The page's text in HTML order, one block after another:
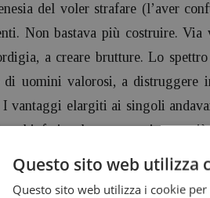
del voler strafare (l’aver
Non bastava più costruire. Via
a creare brutture. Lo
di uomini valorosi, a distruggere
I vantaggi elargiti ai singoli
occhi, ferite che non guariranno più.
e gli inganni, il
tra uomo e natura, il
Questo sito web utilizza
Questo sito web utilizza i cookie